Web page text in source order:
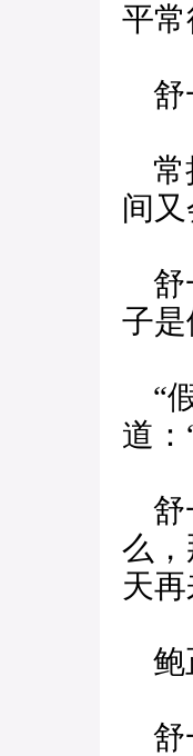
平
舒
常
间
舒
子是
“
道
舒
么
天
鲍
舒